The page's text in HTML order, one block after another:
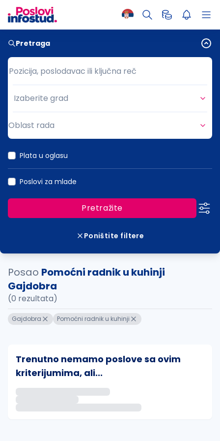
Pretraga
Pozicija, poslodavac ili ključna reč
Pozicija, poslodavac ili ključna reč
Grad
Izaberite grad
Oblast rada
Plata u oglasu
Poslovi za mlade
Pretražite
Poništite filtere
Posao Pomoćni radnik u kuhinji
Gajdobra
(0 rezultata)
Gajdobra Pomoćni radnik u kuhinji
Trenutno nemamo poslove sa ovim
kriterijumima, ali...